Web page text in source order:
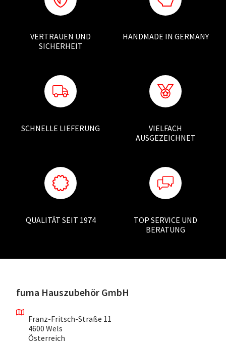
VERTRAUEN UND
SICHERHEIT
HANDMADE IN GERMANY
SCHNELLE LIEFERUNG
VIELFACH
AUSGEZEICHNET
QUALITÄT SEIT 1974
TOP SERVICE UND
BERATUNG
fuma Hauszubehör GmbH
Franz-Fritsch-Straße 11
4600 Wels
Österreich